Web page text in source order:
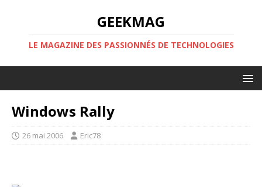
GEEKMAG
LE MAGAZINE DES PASSIONNÉS DE TECHNOLOGIES
Windows Rally
26 mai 2006 Eric78